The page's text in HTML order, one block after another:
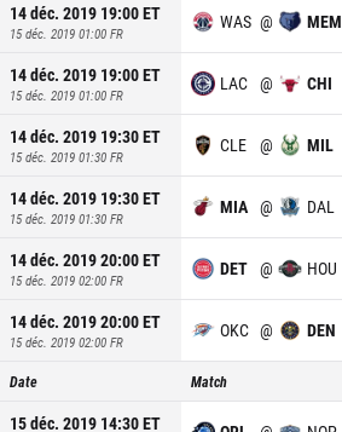
14 déc. 2019 19:00ET
15 déc. 2019 01:00 FR
WAS @ MEM
14 déc. 2019 19:00ET
15 déc. 2019 01:00 FR
LAC @ CHI
14 déc. 2019 19:30ET
15 déc. 2019 01:30 FR
CLE @ MIL
14 déc. 2019 19:30ET
15 déc. 2019 01:30 FR
MIA @ DAL
14 déc. 2019 20:00ET
15 déc. 2019 02:00 FR
DET @ HOU
14 déc. 2019 20:00ET
15 déc. 2019 02:00 FR
OKC @ DEN
Date Match
15 déc. 2019 14:30ET